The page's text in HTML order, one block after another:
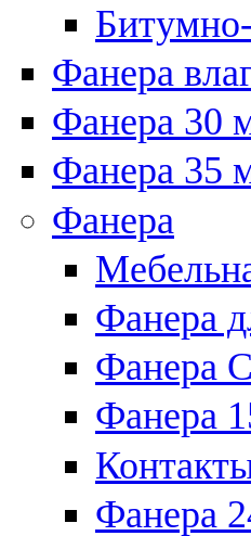
Фанера
Фанера 30
Фанера 35
Фанера
Фанера
Фанера
Фанера
Фанера